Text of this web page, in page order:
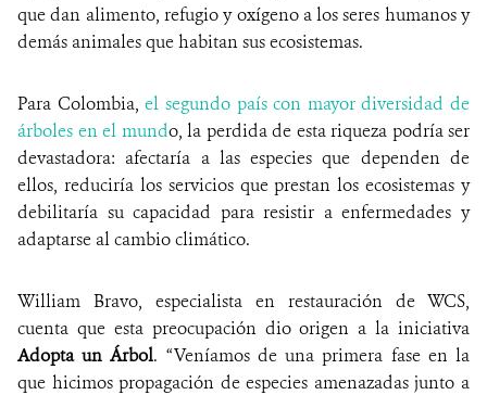
que dan alimento, refugio y oxígeno a los seres humanos y
demás animales que habitan sus ecosistemas.
Para Colombia,el segundo país con mayor diversidad de
árboles en el mundo, la perdida de esta riqueza podría ser
devastadora: afectaría a las especies que dependen de
ellos, reduciría los servicios que prestan los ecosistemas y
debilitaría su capacidad para resistir a enfermedades y
adaptarse al cambio climático.
William Bravo, especialista en restauración de WCS,
cuenta que esta preocupación dio origen a la iniciativa
Adopta un Árbol. “Veníamos de una primera fase en la
que hicimos propagación de especies amenazadas junto a